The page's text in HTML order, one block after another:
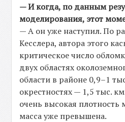
— И когда, по данным
моделирования, этот
— А он уже наступил. По
Кесслера, автора этого
критическое число
двух областях
области в районе 0,9–1
окрестностях — 1,5 тыс.
очень высокая плотность
масса уже превышена.